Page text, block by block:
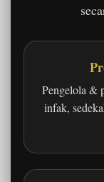
Pengelola &
infak,